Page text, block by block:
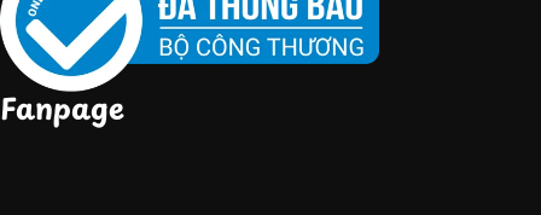
Fanpage